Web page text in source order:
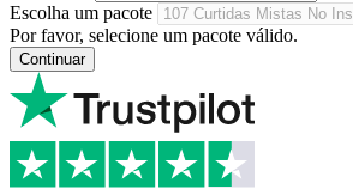
Escolha um pacote
Por favor, selecione um pacote válido.
Continuar